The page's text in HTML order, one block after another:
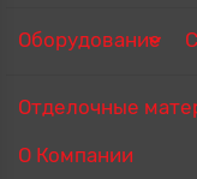
Оборудование
Отделочные
О Компании